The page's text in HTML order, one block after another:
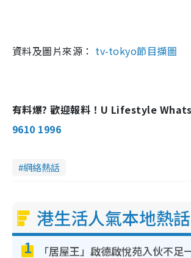
資料及圖片來源： tv-tokyo節目擷圖
有料爆? 歡迎報料！U Lifestyle
9610 1996
網絡熱話
港生活人氣本地熱話
1